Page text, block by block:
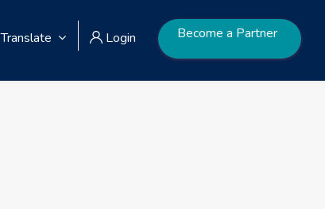
Translate Login Become a Partner